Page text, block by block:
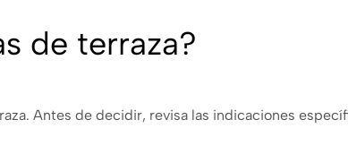
de terraza?
Antes de decidir, revisa las indicaciones